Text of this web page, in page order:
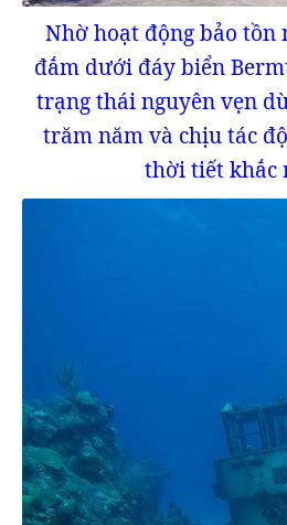
Nhờ hoạt động bảo tồn
đắm dưới đáy biển
trạng thái nguyên vẹn
trăm năm và chịu tác
thời tiết khắc